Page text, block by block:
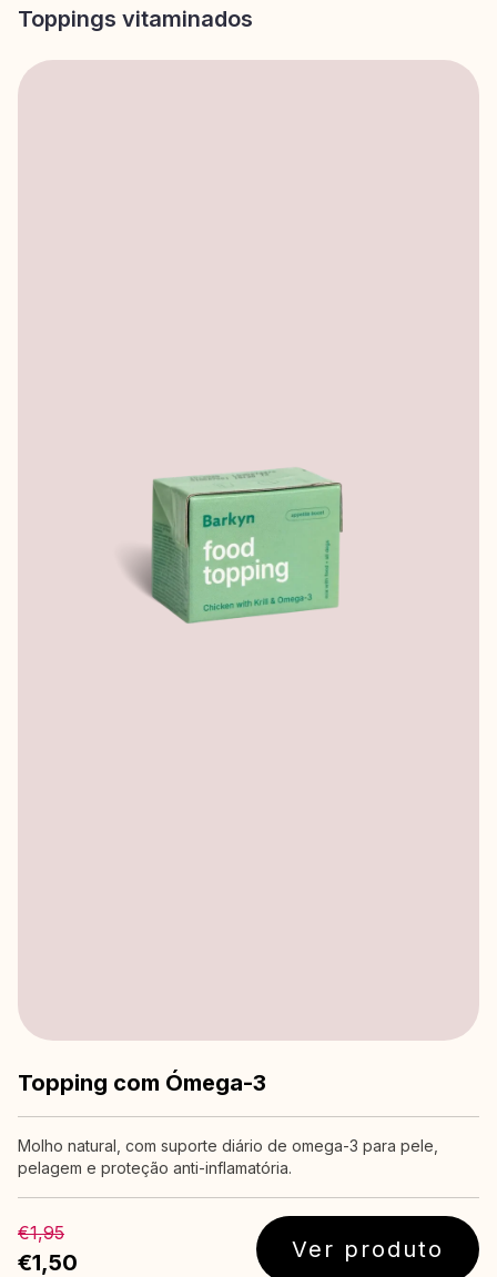
Toppings vitaminados
Topping com Ómega-3
Molho natural, com suporte diário de omega-3 para pele,
pelagem e proteção anti-inflamatória.
€1,95
€1,50 Ver produto